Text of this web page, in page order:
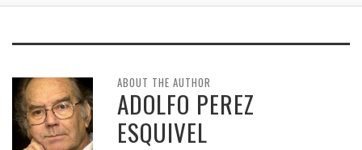
ABOUT THE AUTHOR
ADOLFO PEREZ
ESQUIVEL